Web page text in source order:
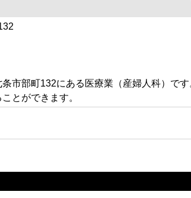
市部町132にある医療業（産婦人科）で
とができます。